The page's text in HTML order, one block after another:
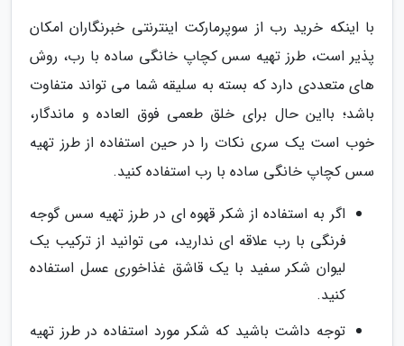
با اینکه خرید رب از سوپرمارکت اینترنتی خبرنگاران امکان
پذیر است، طرز تهیه سس کچاپ خانگی ساده با رب، روش
های متعددی دارد که بسته به سلیقه شما می تواند متفاوت
باشد؛ بااین حال برای خلق طعمی فوق العاده و ماندگار،
خوب است یک سری نکات را در حین استفاده از طرز تهیه
سس کچاپ خانگی ساده با رب استفاده کنید.
اگر به استفاده از شکر قهوه ای در طرز تهیه سس گوجه
فرنگی با رب علاقه ای ندارید، می توانید از ترکیب یک
لیوان شکر سفید با یک قاشق غذاخوری عسل استفاده
کنید.
توجه داشت باشید که شکر مورد استفاده در طرز تهیه